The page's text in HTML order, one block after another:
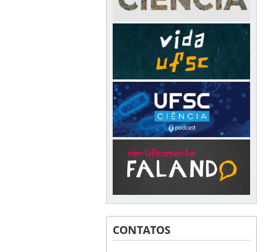
CONTATOS